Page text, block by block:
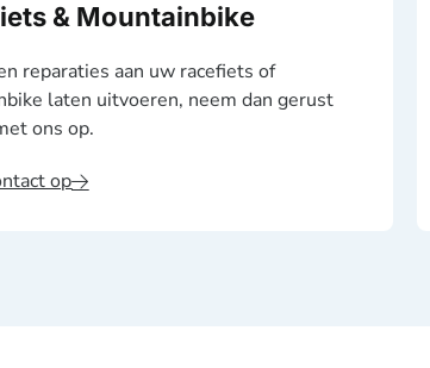
& Mountainbike
reparaties aan uw racefiets of
laten uitvoeren, neem dan gerust
ons op.
op